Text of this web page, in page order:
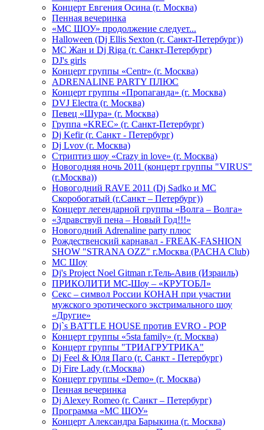
Концерт Евгения Осина (г. Москва)
Пенная вечеринка
«МС ШОУ» продолжение следует...
Halloween (Dj Ellis Sexton (г. Санкт-Петербург))
МС Жан и Dj Riga (г. Санкт-Петербург)
DJ's girls
Концерт группы «Centr» (г. Москва)
ADRENALINE PARTY ПЛЮС
Концерт группы «Пропаганда» (г. Москва)
DVJ Electra (г. Москва)
Певец «Шура» (г. Москва)
Группа «KREC» (г. Санкт-Петербург)
Dj Kefir (г. Санкт - Петербург)
Dj Lvov (г. Москва)
Стриптиз шоу «Crazy in love» (г. Москва)
Новогодняя ночь 2011 (концерт группы "VIRUS"
(г.Москва))
Новогодний RAVE 2011 (Dj Sadko и MC
Скоробогатый (г.Санкт – Петербург))
Концерт легендарной группы «Волга – Волга»
«Здравствуй пена – Новый Год!!!»
Новогодний Adrenaline party плюс
Рождественский карнавал - FREAK-FASHION
SHOW "STRANA OZZ" г.Москва (PACHA Club)
MC Шоу
Dj's Project Noel Gitman г.Тель-Авив (Израиль)
ПРИКОЛИТИ МС-Шоу – «КРУТОБЛ»
Секс – символ России КОНАН при участии
мужского эротического экстримального шоу
«Другие»
Dj`s BATTLE HOUSE против EVRO - POP
Концерт группы «5sta family» (г. Москва)
Концерт группы "ТРИАГРУТРИКА"
Dj Feel & Юля Паго (г. Санкт - Петербург)
Dj Fire Lady (г.Москва)
Концерт группы «Demo» (г. Москва)
Пенная вечеринка
Dj Alexey Romeo (г. Санкт – Петербург)
Программа «МС ШОУ»
Концерт Александра Барыкина (г. Москва)